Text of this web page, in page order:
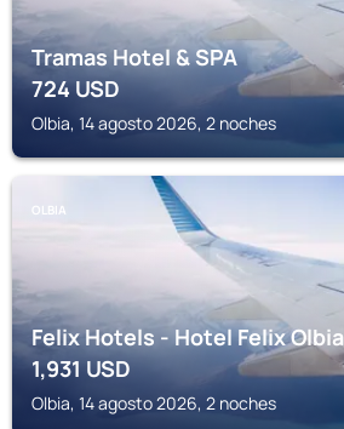
Tramas Hotel & SPA
724USD
Olbia, 14 agosto 2026, 2 noches
OLBIA
Felix Hotels - Hotel Felix Olbia
1,931USD
Olbia, 14 agosto 2026, 2 noches